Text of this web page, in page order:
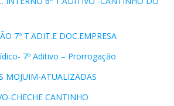
7º T.ADIT.E DOC.EMPRESA
7º Aditivo – Prorrogação
MOJUIM-ATUALIZADAS
CHECHE CANTINHO